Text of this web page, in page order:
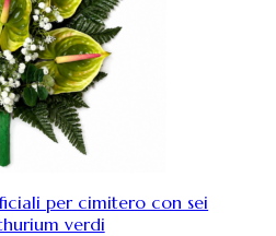
per cimitero con sei
verdi